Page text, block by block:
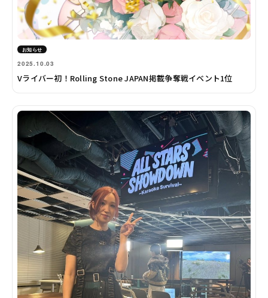
お知らせ
2025.10.03
Vライバー初！Rolling Stone JAPAN掲載争奪戦イベント1位